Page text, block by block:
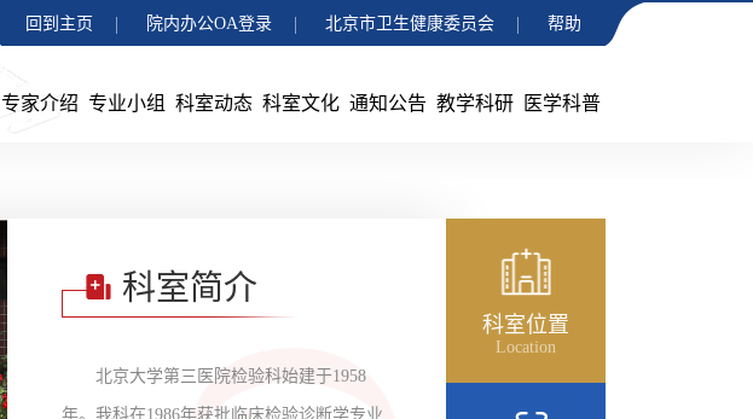
回到主页 院内办公OA登录 北京市卫生健康委员会 帮助
专家介绍 专业小组 科室动态 科室文化 通知公告 教学科研 医学科普
科室简介
北京大学第三医院检验科始建于1958
年。我科在1986年获批临床检验诊断学专业
科室位置
Location